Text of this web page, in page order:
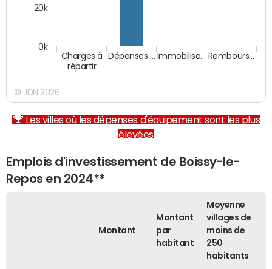
Charges à
répartir
Dépenses … Immobilisa… Rembours…
0k
20k
© JDN 2026
Les villes où les dépenses d'équipement sont les plus
élevées
Emplois d'investissement de Boissy-le-
Repos en 2024**
Montant
Montant
par
habitant
Moyenne
villages de
moins de
250
habitants